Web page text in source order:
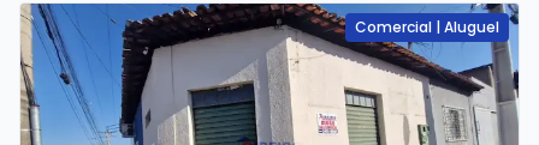
Comercial |Aluguel